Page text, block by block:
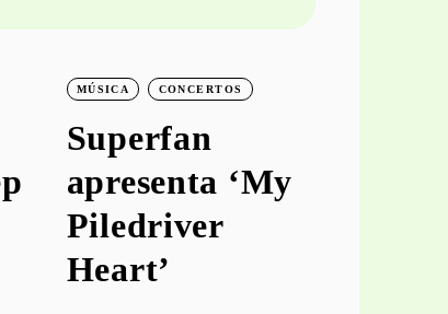
MÚSICA CONCERTOS
Superfan
apresenta ‘My
Piledriver
Heart’